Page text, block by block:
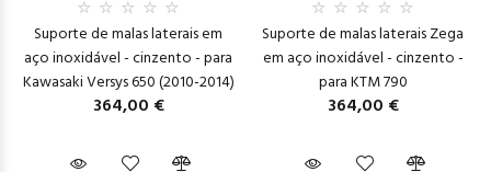
Suporte de malas laterais em
aço inoxidável - cinzento - para
Kawasaki Versys 650 (2010-2014)
364,00 €
Suporte de malas laterais Zega
em aço inoxidável - cinzento -
para KTM 790
364,00 €